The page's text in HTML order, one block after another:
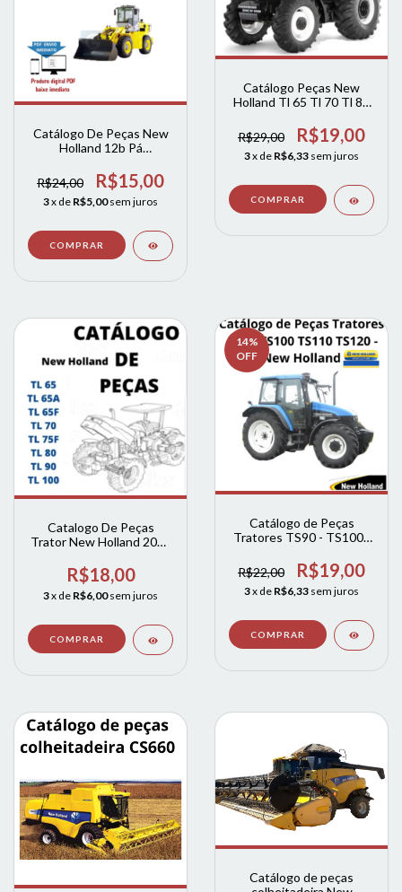
Catálogo De Peças New
Holland 12b Pá
R$24,00
R$15,00
3x de R$5,00 sem juros
Catálogo Peças New
Holland Tl 65 Tl 70 Tl 80
R$29,00
R$19,00
3x de R$6,33 sem juros
Catalogo De Peças
Trator New Holland 2004
R$18,00
3x de R$6,00 sem juros
14%
OFF
Catálogo de Peças
Tratores TS90 - TS100 -
Holland
R$22,00 R$19,00
3x de R$6,33 sem juros
Catálogo de peças